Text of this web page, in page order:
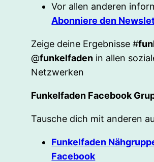
Vor allen anderen
Abonniere den
Zeige deine Ergebnisse #
@funkelfaden in allen
Netzwerken
Funkelfaden Facebook
Tausche dich mit anderen
Funkelfaden
Facebook